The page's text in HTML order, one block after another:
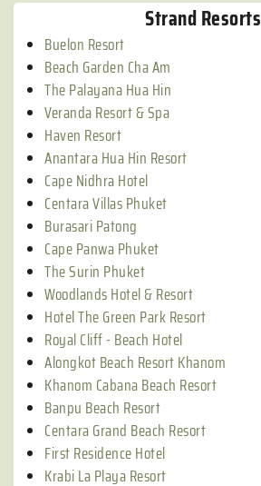
Strand Resorts
Buelon Resort
Beach Garden Cha Am
The Palayana Hua Hin
Veranda Resort & Spa
Haven Resort
Anantara Hua Hin Resort
Cape Nidhra Hotel
Centara Villas Phuket
Burasari Patong
Cape Panwa Phuket
The Surin Phuket
Woodlands Hotel & Resort
Hotel The Green Park Resort
Royal Cliff - Beach Hotel
Alongkot Beach Resort Khanom
Khanom Cabana Beach Resort
Banpu Beach Resort
Centara Grand Beach Resort
First Residence Hotel
Krabi La Playa Resort